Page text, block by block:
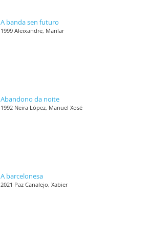
A banda sen futuro
1999 Aleixandre, Marilar
Abandono da noite
1992 Neira López, Manuel Xosé
A barcelonesa
2021 Paz Canalejo, Xabier